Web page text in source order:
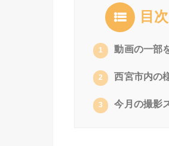
目次
1 動画の一部
2 西宮市内の
3 今月の撮影